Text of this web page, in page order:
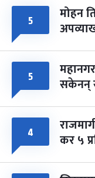
५ मोहन
५ सकेनन्
४ कर ५